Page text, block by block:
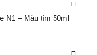
N1 – Màu tím 50ml